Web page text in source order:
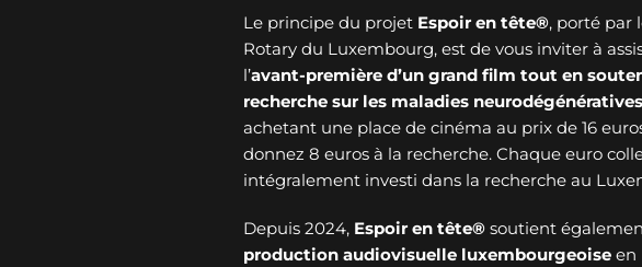
Le principe du projet Espoir en tête®, porté par
Rotary du Luxembourg, est de vous inviter à
l’avant-première d’un grand film tout en
recherche sur les maladies neurodégénératives
achetant une place de cinéma au prix de 16
donnez 8 euros à la recherche. Chaque euro
intégralement investi dans la recherche au
Depuis 2024, Espoir en tête® soutient
production audiovisuelle luxembourgeoise en